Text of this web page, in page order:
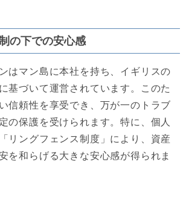
の下での安心感
はマン島に本社を持ち、イギリスの
基づいて運営されています。このた
信頼性を享受でき、万が一のトラブ
の保護を受けられます。特に、個人
リングフェンス制度」により、資産
を和らげる大きな安心感が得られま